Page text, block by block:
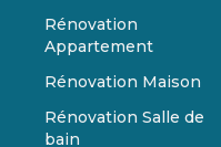
Rénovation
Appartement
Rénovation Maison
Rénovation Salle de
bain